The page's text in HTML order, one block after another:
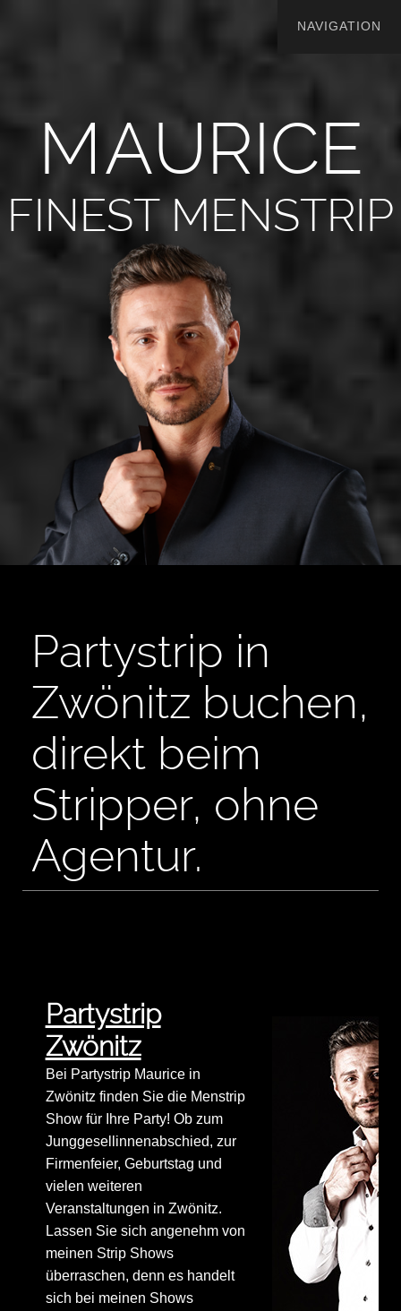
MAURICE
FINEST MENSTRIP
Partystrip in
Zwönitz buchen,
direkt beim
Stripper, ohne
Agentur.
Partystrip
Zwönitz
Bei Partystrip Maurice in
Zwönitz finden Sie die Menstrip
Show für Ihre Party! Ob zum
Junggesellinnenabschied, zur
Firmenfeier, Geburtstag und
vielen weiteren
Veranstaltungen in Zwönitz.
Lassen Sie sich angenehm von
meinen Strip Shows
überraschen, denn es handelt
sich bei meinen Shows